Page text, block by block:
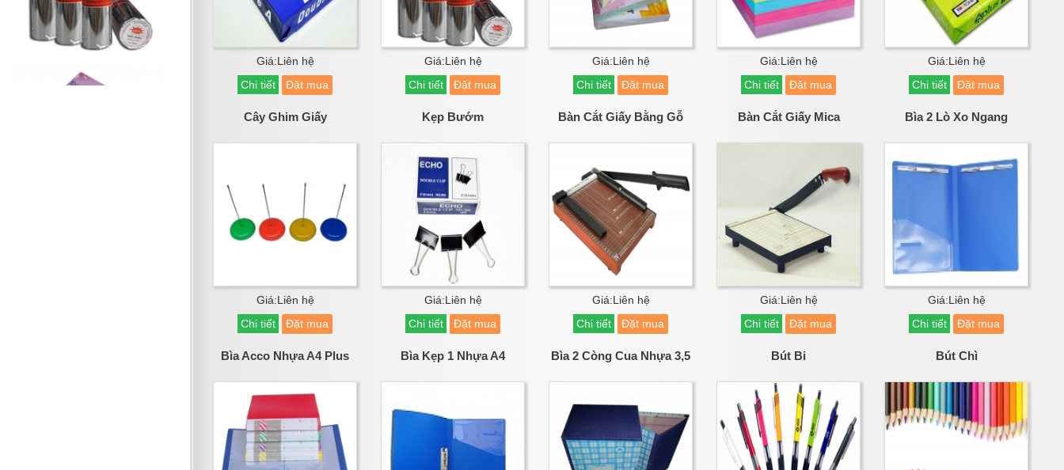
Giá:Liên hệ
Chi tiết
Đặt mua
Giá:Liên hệ
Chi tiết
Đặt mua
Giá:Liên hệ
Chi tiết
Đặt mua
Giá:Liên hệ
Chi tiết
Đặt mua
Giá:Liên hệ
Chi tiết
Đặt mua
Cây Ghim Giấy
Giá:Liên hệ
Chi tiết
Đặt mua
Kẹp Bướm
Giá:Liên hệ
Chi tiết
Đặt mua
Bàn Cắt Giấy Bằng Gỗ
Giá:Liên hệ
Chi tiết
Đặt mua
Bàn Cắt Giấy Mica
Giá:Liên hệ
Chi tiết
Đặt mua
Bìa 2 Lò Xo Ngang
Giá:Liên hệ
Chi tiết
Đặt mua
Bìa Acco Nhựa A4 Plus Bìa Kẹp 1 Nhựa A4 Bìa 2 Còng Cua Nhựa 3,5 Bút Bi Bút Chì